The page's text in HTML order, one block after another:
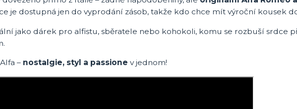
je dostupná jen do vyprodání zásob, takže kdo chce mít výroční kousek
jako dárek pro alfistu, sběratele nebo kohokoli, komu se rozbuší srdce
– nostalgie, styl a passione v jednom!